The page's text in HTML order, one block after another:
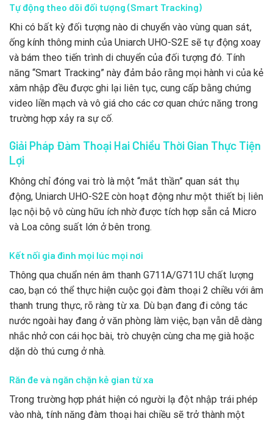
Tự động theo dõi đối tượng (Smart Tracking)
Khi có bất kỳ đối tượng nào di chuyển vào vùng quan sát,
ống kính thông minh của Uniarch UHO-S2E sẽ tự động xoay
và bám theo tiến trình di chuyển của đối tượng đó. Tính
năng “Smart Tracking” này đảm bảo rằng mọi hành vi của kẻ
xâm nhập đều được ghi lại liên tục, cung cấp bằng chứng
video liền mạch và vô giá cho các cơ quan chức năng trong
trường hợp xảy ra sự cố.
Giải Pháp Đàm Thoại Hai Chiều Thời Gian Thực Tiện
Lợi
Không chỉ đóng vai trò là một “mắt thần” quan sát thụ
động, Uniarch UHO-S2E còn hoạt động như một thiết bị liên
lạc nội bộ vô cùng hữu ích nhờ được tích hợp sẵn cả Micro
và Loa công suất lớn ở bên trong.
Kết nối gia đình mọi lúc mọi nơi
Thông qua chuẩn nén âm thanh G711A/G711U chất lượng
cao, bạn có thể thực hiện cuộc gọi đàm thoại 2 chiều với âm
thanh trung thực, rõ ràng từ xa. Dù bạn đang đi công tác
nước ngoài hay đang ở văn phòng làm việc, bạn vẫn dễ dàng
nhắc nhở con cái học bài, trò chuyện cùng cha mẹ già hoặc
dặn dò thú cưng ở nhà.
Răn đe và ngăn chặn kẻ gian từ xa
Trong trường hợp phát hiện có người lạ đột nhập trái phép
vào nhà, tính năng đàm thoại hai chiều sẽ trở thành một